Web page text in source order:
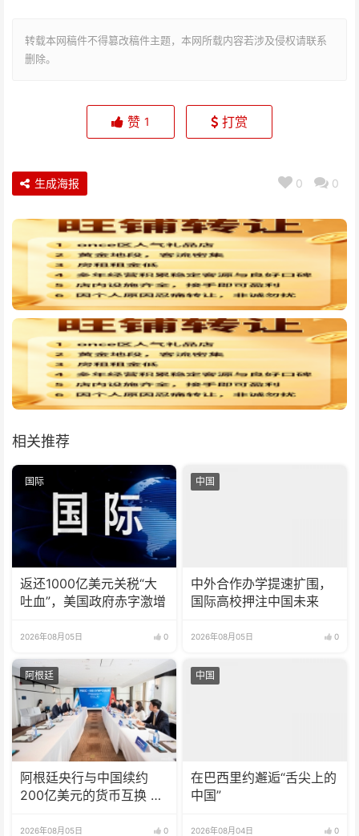
转载本网稿件不得篡改稿件主题，本网所载内容若涉及侵权请联系
删除。
赞 1 打赏
0 0
生成海报
相关推荐
国际
返还1000亿美元关税“大
吐血”，美国政府赤字激增
2026年08月05日 0
中国
中外合作办学提速扩围，
国际高校押注中国未来
2026年08月05日 0
阿根廷
阿根廷央行与中国续约
200亿美元的货币互换 有
2026年08月05日 0
中国
在巴西里约邂逅“舌尖上的
中国”
2026年08月04日 0